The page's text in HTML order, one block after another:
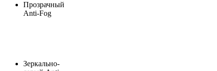
Прозрачный
Anti-Fog
Зеркально-